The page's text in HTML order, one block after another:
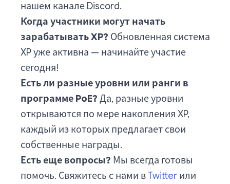
нашем канале Discord.
Когда участники могут начать
зарабатывать XP? Обновленная система
XP уже активна — начинайте участие
сегодня!
Есть ли разные уровни или ранги в
программе PoE? Да, разные уровни
открываются по мере накопления XP,
каждый из которых предлагает свои
собственные награды.
Есть еще вопросы? Мы всегда готовы
помочь. Свяжитесь с нами вTwitter или